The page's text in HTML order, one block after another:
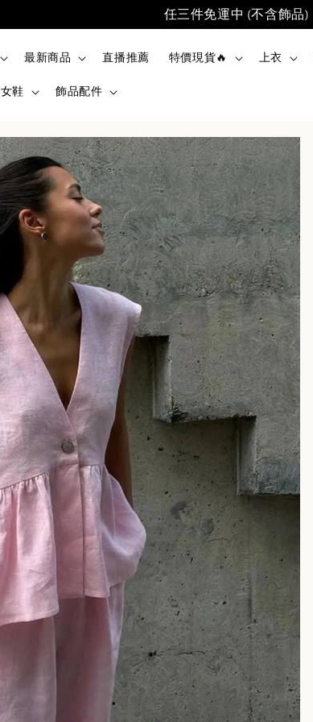
任三件免運中 (不含飾品)
最新商品 直播推薦 特價現貨🔥 上衣
女鞋 飾品配件